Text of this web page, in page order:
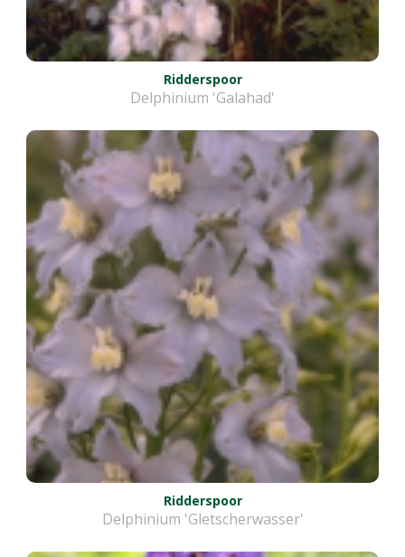
Ridderspoor
Delphinium 'Galahad'
Ridderspoor
Delphinium 'Gletscherwasser'